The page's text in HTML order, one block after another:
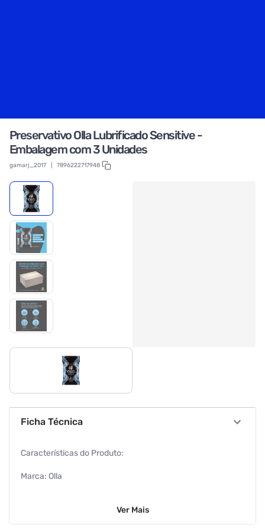
Preservativo Olla Lubrificado Sensitive -
Embalagem com 3 Unidades
gamarj_2017 7896222717948
Ficha Técnica
Características do Produto:
Marca: Olla
Ver Mais